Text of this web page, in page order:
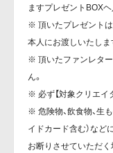
ますプレゼントBOX
※ 頂いたプレゼント
本人にお渡しいたしま
※ 頂いたファンレター
ん。
※ 必ず【対象クリエイ
※ 危険物、飲食物、生
イドカード含む）など
お断りさせていただ